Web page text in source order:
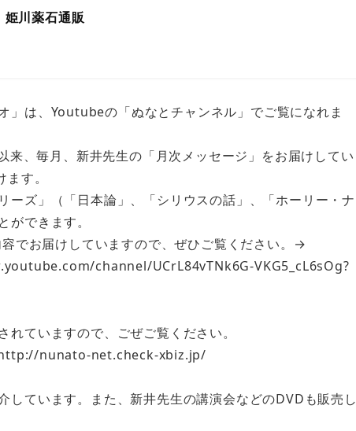
姫川薬石通販
」は、Youtubeの「ぬなとチャンネル」でご覧になれま
、毎月、新井先生の「月次メッセージ」をお届けしてい
す。
ーズ」（「日本論」、「シリウスの話」、「ホーリー・ナ
ができます。
でお届けしていますので、ぜひご覧ください。→
channel/UCrL84vTNk6G-VKG5_cL6sOg?
ていますので、ごぜご覧ください。
nunato-net.check-xbiz.jp/
しています。また、新井先生の講演会などのDVDも販売し